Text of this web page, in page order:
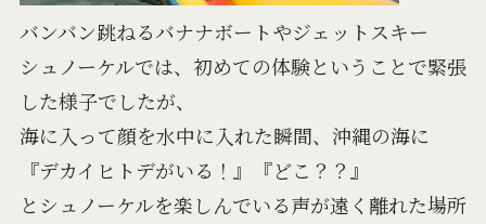
バンバン跳ねるバナナボートやジェットスキー
シュノーケルでは、初めての体験ということで緊張
した様子でしたが、
海に入って顔を水中に入れた瞬間、沖縄の海に
『デカイヒトデがいる！』『どこ？？』
とシュノーケルを楽しんでいる声が遠く離れた場所